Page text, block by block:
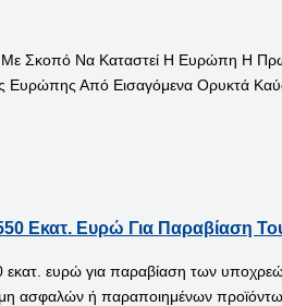
Σκοπό Να Καταστεί Η Ευρώπη Η
Από Εισαγόμενα Ορυκτά
Εκατ. Ευρώ Για Παραβίαση
ευρώ για παραβίαση των
ασφαλών ή παραποιημένων